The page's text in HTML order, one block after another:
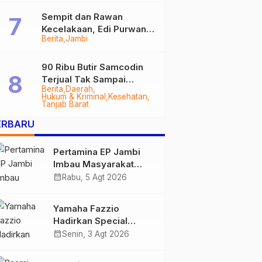
Berita Jambi
Sempit dan Rawan
Kecelakaan, Edi Purwanto
Targetkan Jalan Lintas
2028
Berita Daerah
Hukum & Kriminal
Kesehatan
Tanjab Barat
90 Ribu Butir Samcodin
Terjual Tak Sampai
Setahun, Indra Safari
Desak Audit Menyeluruh
Pertamina EP Jambi
Imbau Masyarakat
Tidak Beraktivitas di
Bersama
calendar_month Rabu, 5 Agt 2026
Yamaha Fazzio
Hadirkan Special
Edition Sunset Blue,
calendar_monthSenin, 3 Agt 2026